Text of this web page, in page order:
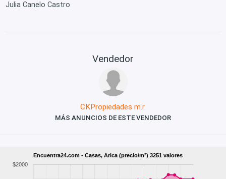
Julia Canelo Castro
Vendedor
CKPropiedades m.r.
MÁS ANUNCIOS DE ESTE VENDEDOR
Encuentra24.com - Casas, Arica (precio/m²) 3251 valores
$2000